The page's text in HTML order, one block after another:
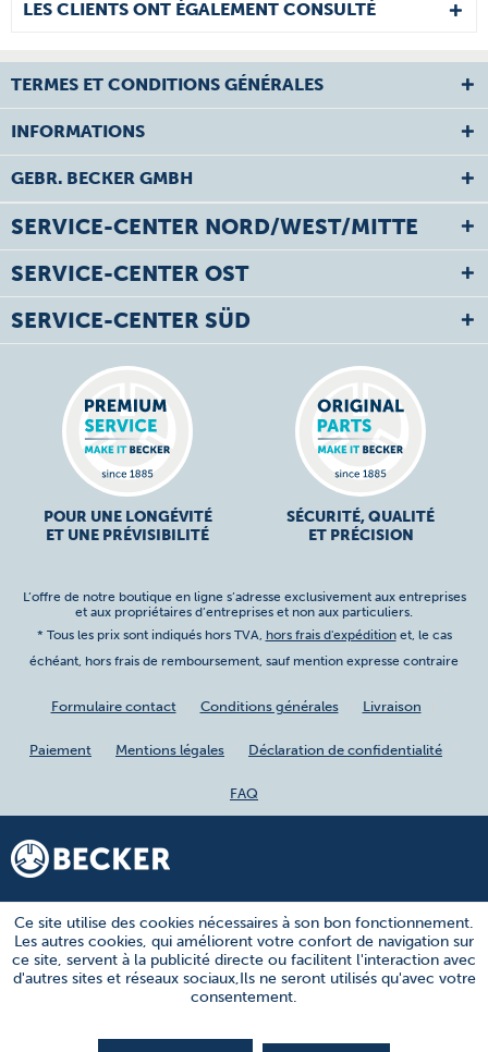
LES CLIENTS ONT ÉGALEMENT CONSULTÉ
TERMES ET CONDITIONS GÉNÉRALES
INFORMATIONS
GEBR. BECKER GMBH
SERVICE-CENTER NORD/WEST/MITTE
SERVICE-CENTER OST
SERVICE-CENTER SÜD
POUR UNE LONGÉVITÉ
ET UNE PRÉVISIBILITÉ
SÉCURITÉ, QUALITÉ
ET PRÉCISION
L’offre de notre boutique en ligne s’adresse exclusivement aux entreprises
et aux propriétaires d’entreprises et non aux particuliers.
* Tous les prix sont indiqués hors TVA, hors frais d'expéditionet, le cas
échéant, hors frais de remboursement, sauf mention expresse contraire
Formulaire contact Conditions générales Livraison
Paiement Mentions légales Déclaration de confidentialité
FAQ
Ce site utilise des cookies nécessaires à son bon fonctionnement.
Les autres cookies, qui améliorent votre confort de navigation sur
ce site, servent à la publicité directe ou facilitent l'interaction avec
d'autres sites et réseaux sociaux,Ils ne seront utilisés qu'avec votre
consentement.